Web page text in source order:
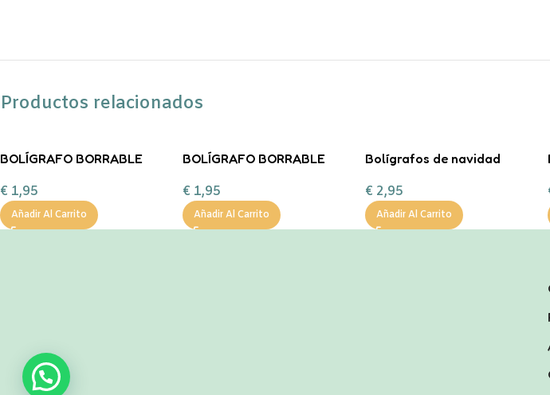
Productos relacionados
BOLÍGRAFO BORRABLE
€ 1,95
Añadir Al Carrito
BOLÍGRAFO BORRABLE
€ 1,95
Añadir Al Carrito
Bolígrafos de navidad
€ 2,95
Añadir Al Carrito